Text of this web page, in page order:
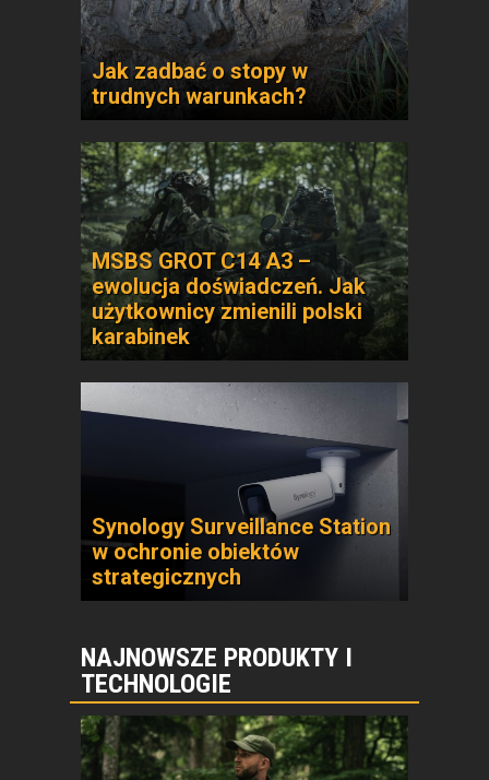
Jak zadbać o stopy w
trudnych warunkach?
MSBS GROT C14 A3 –
ewolucja doświadczeń. Jak
użytkownicy zmienili polski
karabinek
Synology Surveillance Station
w ochronie obiektów
strategicznych
NAJNOWSZE PRODUKTY I
TECHNOLOGIE